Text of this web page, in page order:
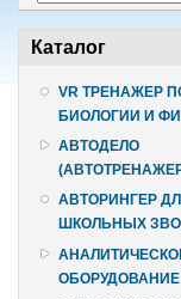
Каталог
VR ТРЕНАЖЕР
БИОЛОГИИ И
АВТОДЕЛО
АВТОРИНГЕР
ШКОЛЬНЫХ
ОБОРУДОВАНИЕ